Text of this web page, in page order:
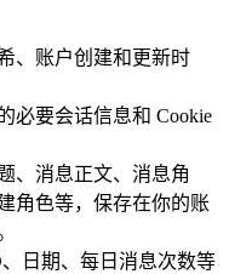
、账户创建和更新时
必要会话信息和 Cookie
、消息正文、消息角
角色等，保存在你的账
日期、每日消息次数等